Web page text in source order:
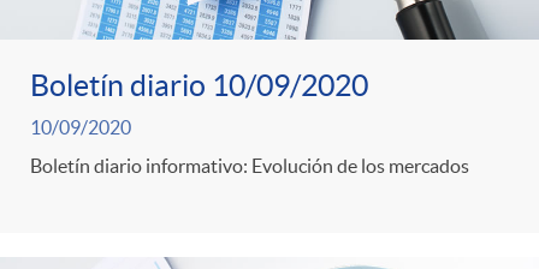
Boletín diario 10/09/2020
10/09/2020
Boletín diario informativo: Evolución de los mercados